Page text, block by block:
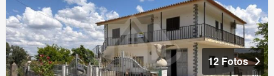
12 Fotos